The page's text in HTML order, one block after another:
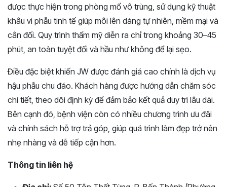
được thực hiện trong phòng mổ vô trùng, sử dụng kỹ thuật
khâu vi phẫu tinh tế giúp môi lên dáng tự nhiên, mềm mại và
cân đối. Quy trình thẩm mỹ diễn ra chỉ trong khoảng 30–45
phút, an toàn tuyệt đối và hầu như không để lại sẹo.
Điều đặc biệt khiến JW được đánh giá cao chính là dịch vụ
hậu phẫu chu đáo. Khách hàng được hướng dẫn chăm sóc
chi tiết, theo dõi định kỳ để đảm bảo kết quả duy trì lâu dài.
Bên cạnh đó, bệnh viện còn có nhiều chương trình ưu đãi
và chính sách hỗ trợ trả góp, giúp quá trình làm đẹp trở nên
nhẹ nhàng và dễ tiếp cận hơn.
Thông tin liên hệ